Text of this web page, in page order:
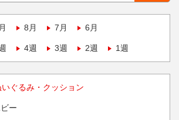
8月 7月 6月
4週 3週 2週 1週
いぐるみ・クッション
ー